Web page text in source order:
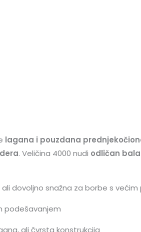
lagana i pouzdana
. Veličina 4000 nudi odličan
dovoljno snažna za borbe s većim
podešavanjem